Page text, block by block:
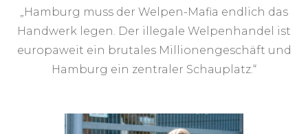
„Hamburg muss der Welpen-Mafia endlich das
Handwerk legen. Der illegale Welpenhandel ist
europaweit ein brutales Millionengeschäft und
Hamburg ein zentraler Schauplatz.“